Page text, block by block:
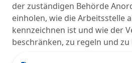
der zuständigen Behörde
einholen, wie die Arbeitsstelle
kennzeichnen ist und wie der
beschränken, zu regeln und zu